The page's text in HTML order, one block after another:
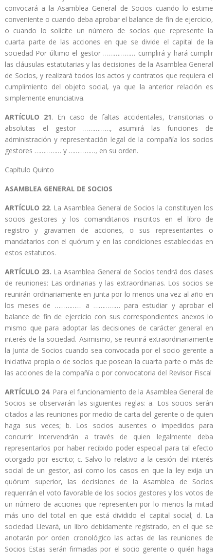
convocará a la Asamblea General de Socios cuando lo estime
conveniente o cuando deba aprobar el balance de fin de ejercicio,
o cuando lo solicite un número de socios que represente la
cuarta parte de las acciones en que se divide el capital de la
sociedad Por último el gestor ……………… cumplirá y hará cumplir
las cláusulas estatutarias y las decisiones de la Asamblea General
de Socios, y realizará todos los actos y contratos que requiera el
cumplimiento del objeto social, ya que la anterior relación es
simplemente enunciativa.
ARTÍCULO 21. En caso de faltas accidentales, transitorias o
absolutas el gestor ……………, asumirá las funciones de
administración y representación legal de la compañía los socios
gestores …………… y ……………, en su orden.
Capítulo Quinto
ASAMBLEA GENERAL DE SOCIOS
ARTÍCULO 22. La Asamblea General de Socios la constituyen los
socios gestores y los comanditarios inscritos en el libro de
registro y gravamen de acciones, o sus representantes o
mandatarios con el quórum y en las condiciones establecidas en
estos estatutos.
ARTÍCULO 23. La Asamblea General de Socios tendrá dos clases
de reuniones: Las ordinarias y las extraordinarias. Los socios se
reunirán ordinariamente en junta por lo menos una vez al año en
los meses de …………… a …………… para estudiar y aprobar el
balance de fin de ejercicio con sus correspondientes anexos lo
mismo que para adoptar las decisiones de carácter general en
interés de la sociedad. Asimismo, se reunirá extraordinariamente
la Junta de Socios cuando sea convocada por el socio gerente a
iniciativa propia o de socios que posean la cuarta parte o más de
las acciones de la compañía o por convocatoria del Revisor Fiscal
ARTÍCULO 24. Para el funcionamiento de la Asamblea General de
Socios se observarán las siguientes reglas: a. Los socios serán
citados a las reuniones por medio de carta del gerente o de quien
haga sus veces; b. Los socios ausentes o impedidos para
concurrir Intervendrán a través de quien legalmente deba
representarlos por haber recibido poder especial para tal efecto
otorgado por escrito; c. Salvo lo relativo a la cesión del interés
social de un gestor, así como los casos en que la ley exija un
quórum superior, las decisiones de la Asamblea de Socios
requerirán el voto favorable de los socios gestores y los votos de
un número de acciones que representen por lo menos la mitad
más uno del total en que está dividido el capital social; d. La
sociedad Llevará, un libro debidamente registrado, en el que se
anotarán por orden cronológico las actas de las reuniones de
Socios Estas serán firmadas por el socio gerente o quién haga